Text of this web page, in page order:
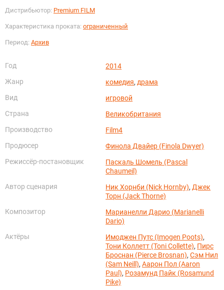
Дистрибьютор: Premium FILM
Характеристика проката: ограниченный
Период: Архив
Год
2014
Жанр
комедия, драма
Вид
игровой
Страна
Великобритания
Производство
Film4
Продюсер
Финола Двайер (Finola Dwyer)
Режиссёр-постановщик
Паскаль Шомель (Pascal
Chaumeil)
Автор сценария
Ник Хорнби (Nick Hornby), Джек
Торн (Jack Thorne)
Композитор
Марианелли Дарио (Marianelli
Dario)
Актёры
Имоджен Путс (Imogen Poots),
Тони Коллетт (Toni Collette), Пирс
Броснан (Pierce Brosnan),Сэм Нил
(Sam Neill),Аарон Пол (Aaron
Paul), Розамунд Пайк (Rosamund
Pike)